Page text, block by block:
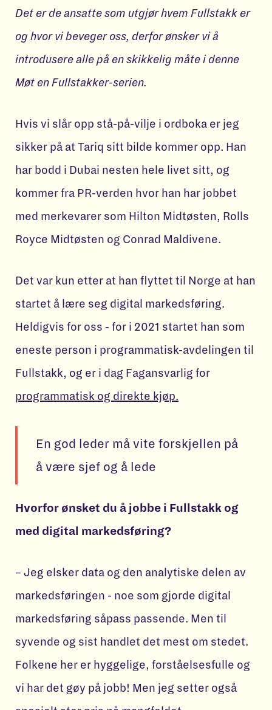
Det er de ansatte som utgjør hvem Fullstakk er
og hvor vi beveger oss, derfor ønsker vi å
introdusere alle på en skikkelig måte i denne
Møt en Fullstakker-serien.
Hvis vi slår opp stå-på-vilje i ordboka er jeg
sikker på at Tariq sitt bilde kommer opp. Han
har bodd i Dubai nesten hele livet sitt, og
kommer fra PR-verden hvor han har jobbet
med merkevarer som Hilton Midtøsten, Rolls
Royce Midtøsten og Conrad Maldivene.
Det var kun etter at han flyttet til Norge at han
startet å lære seg digital markedsføring.
Heldigvis for oss - for i 2021 startet han som
eneste person i programmatisk-avdelingen til
Fullstakk, og er i dag Fagansvarlig for
programmatisk og direkte kjøp.
En god leder må vite forskjellen på
å være sjef og å lede
Hvorfor ønsket du å jobbe i Fullstakk og
med digital markedsføring?
– Jeg elsker data og den analytiske delen av
markedsføringen - noe som gjorde digital
markedsføring såpass passende. Men til
syvende og sist handlet det mest om stedet.
Folkene her er hyggelige, forståelsesfulle og
vi har det gøy på jobb! Men jeg setter også